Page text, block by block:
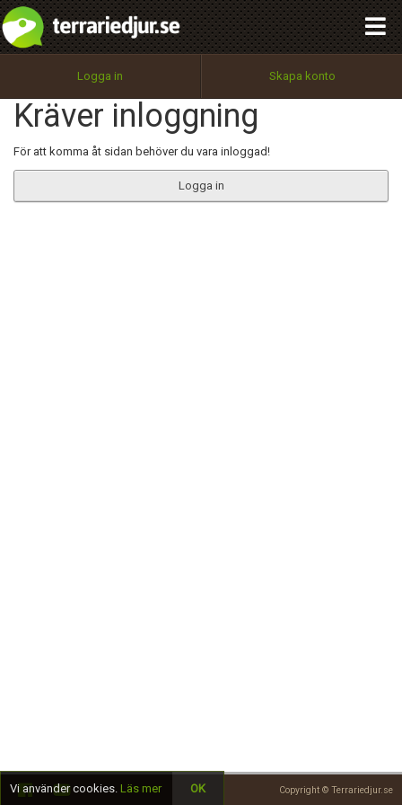
Logga in Skapa konto
Kräver inloggning
För att komma åt sidan behöver du vara inloggad!
Logga in
Copyright © Terrariedjur.se
Utför
100%
OK
integritetspolicy
Namn:
Epost:
Begär nytt lösenord
Tillbaka till förstasidan
Vi använder cookies. Läs mer OK